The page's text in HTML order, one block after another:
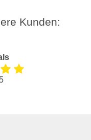
Kunden: